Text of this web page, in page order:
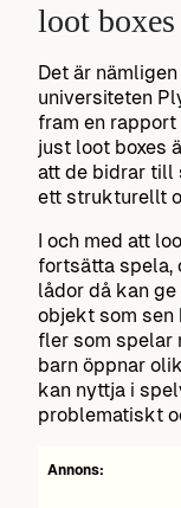
loot boxes
Det är
universiteten
fram en
just loot boxes
att de bidrar till
ett strukturellt
I och med att
fortsätta spela,
lådor då kan
objekt som sen
fler som spelar
barn öppnar
kan nyttja i
problematiskt
Annons: